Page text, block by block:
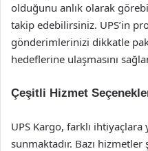
olduğunu anlık olarak
takip edebilirsiniz. UPS’in
gönderimlerinizi dikkatle
hedeflerine ulaşmasını
Çeşitli Hizmet
UPS Kargo, farklı
sunmaktadır. Bazı hizmetler